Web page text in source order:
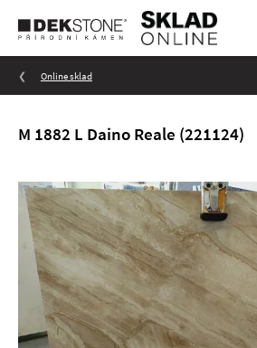
Online sklad
M 1882 L Daino Reale (221124)